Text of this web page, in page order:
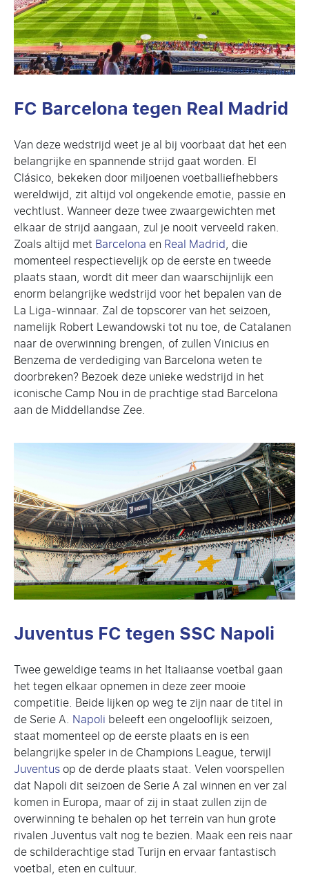
FC Barcelona tegen Real Madrid
Van deze wedstrijd weet je al bij voorbaat dat het een
belangrijke en spannende strijd gaat worden. El
Clásico, bekeken door miljoenen voetballiefhebbers
wereldwijd, zit altijd vol ongekende emotie, passie en
vechtlust. Wanneer deze twee zwaargewichten met
elkaar de strijd aangaan, zul je nooit verveeld raken.
Zoals altijd met Barcelona en Real Madrid, die
momenteel respectievelijk op de eerste en tweede
plaats staan, wordt dit meer dan waarschijnlijk een
enorm belangrijke wedstrijd voor het bepalen van de
La Liga-winnaar. Zal de topscorer van het seizoen,
namelijk Robert Lewandowski tot nu toe, de Catalanen
naar de overwinning brengen, of zullen Vinicius en
Benzema de verdediging van Barcelona weten te
doorbreken? Bezoek deze unieke wedstrijd in het
iconische Camp Nou in de prachtige stad Barcelona
aan de Middellandse Zee.
Juventus FC tegen SSC Napoli
Twee geweldige teams in het Italiaanse voetbal gaan
het tegen elkaar opnemen in deze zeer mooie
competitie. Beide lijken op weg te zijn naar de titel in
de Serie A. Napoli beleeft een ongelooflijk seizoen,
staat momenteel op de eerste plaats en is een
belangrijke speler in de Champions League, terwijl
Juventusop de derde plaats staat. Velen voorspellen
dat Napoli dit seizoen de Serie A zal winnen en ver zal
komen in Europa, maar of zij in staat zullen zijn de
overwinning te behalen op het terrein van hun grote
rivalen Juventus valt nog te bezien. Maak een reis naar
de schilderachtige stad Turijn en ervaar fantastisch
voetbal, eten en cultuur.